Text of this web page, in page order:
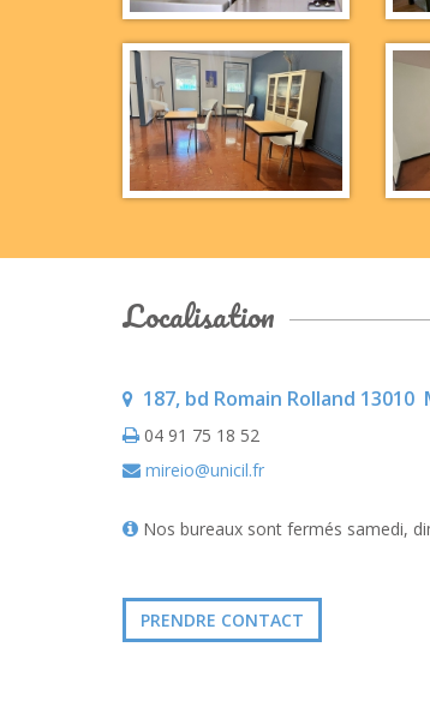
Localisation
187, bd Romain Rolland 13010
04 91 75 18 52
mireio@unicil.fr
Nos bureaux sont fermés samedi,
PRENDRE CONTACT